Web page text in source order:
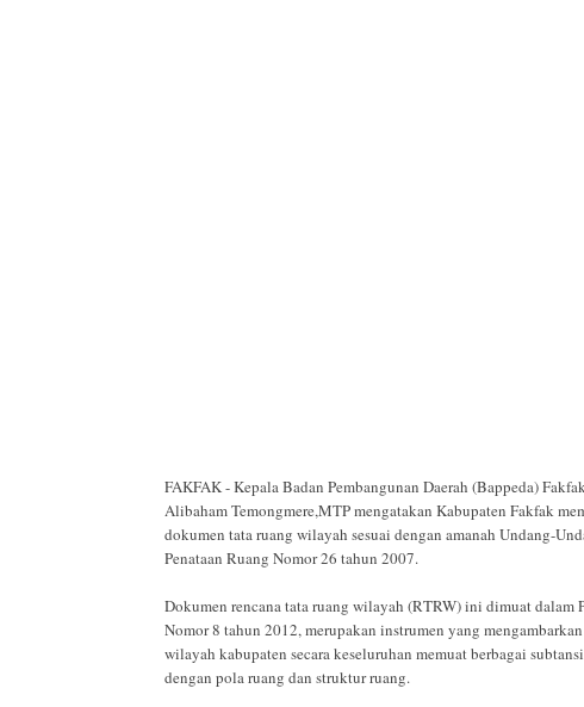
FAKFAK - Kepala Badan Pembangunan Daerah (Bappeda)
Alibaham Temongmere,MTP mengatakan Kabupaten Fakfak
dokumen tata ruang wilayah sesuai dengan amanah Undang-
Penataan Ruang Nomor 26 tahun 2007.
Dokumen rencana tata ruang wilayah (RTRW) ini dimuat dalam
Nomor 8 tahun 2012, merupakan instrumen yang mengambarkan
wilayah kabupaten secara keseluruhan memuat berbagai
dengan pola ruang dan struktur ruang.